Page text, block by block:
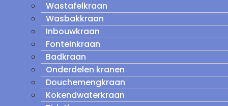
Wastafelkraan
Wasbakkraan
Inbouwkraan
Fonteinkraan
Badkraan
Onderdelen kranen
Douchemengkraan
Kokendwaterkraan